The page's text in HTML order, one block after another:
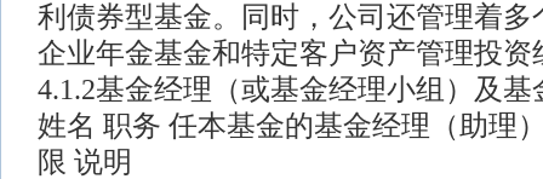
利债券型基金。同时，公司还管理着多
企业年金基金和特定客户资产管理投资
4.1.2基金经理（或基金经理小组）及
姓名 职务 任本基金的基金经理（助理
限 说明